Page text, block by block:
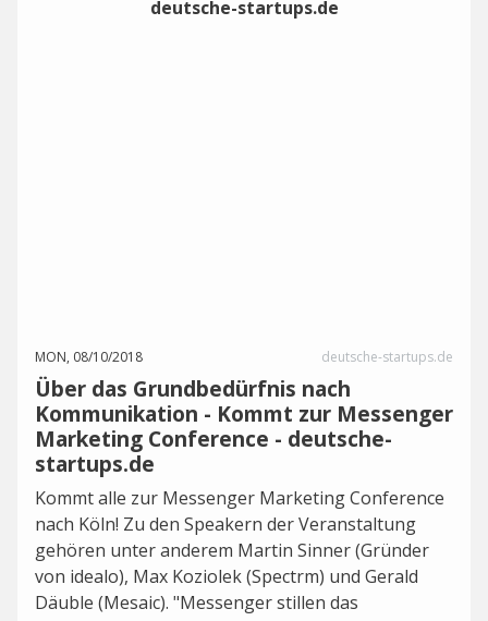
MON, 08/10/2018 deutsche-startups.de
Über das Grundbedürfnis nach
Kommunikation - Kommt zur Messenger
Marketing Conference - deutsche-
startups.de
Kommt alle zur Messenger Marketing Conference
nach Köln! Zu den Speakern der Veranstaltung
gehören unter anderem Martin Sinner (Gründer
von idealo), Max Koziolek (Spectrm) und Gerald
Däuble (Mesaic). "Messenger stillen das